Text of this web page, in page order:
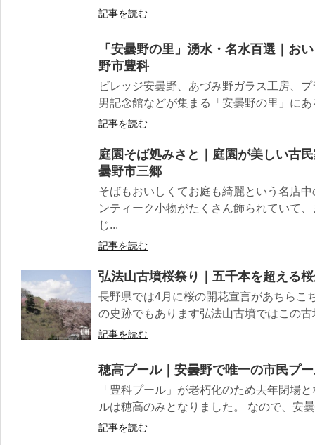
記事を読む
「安曇野の里」湧水・名水百選｜お
野市豊科
ビレッジ安曇野、あづみ野ガラス工房、
男記念館などが集まる「安曇野の里」に
記事を読む
庭園そば処みさと｜庭園が美しい古
曇野市三郷
そばもおいしくてお庭も綺麗という名店
ンティーク小物がたくさん飾られていて
じ...
記事を読む
弘法山古墳桜祭り｜五千本を超える
長野県では4月に桜の開花宣言があちらこ
の史跡でもあります弘法山古墳ではこの
記事を読む
穂高プール｜安曇野で唯一の市民プ
「豊科プール」が老朽化のため去年閉場
ルは穂高のみとなりました。 なので、安
記事を読む